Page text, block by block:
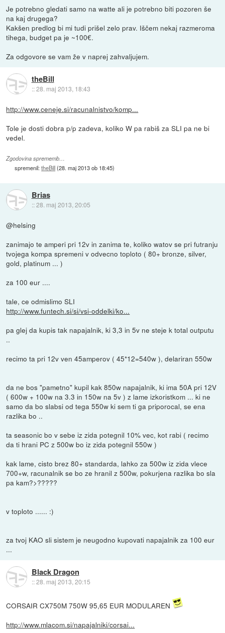
Je potrebno gledati samo na watte ali je potrebno biti pozoren še
na kaj drugega?
Kakšen predlog bi mi tudi prišel zelo prav. Iščem nekaj razmeroma
tihega, budget pa je ~100€.
Za odgovore se vam že v naprej zahvaljujem.
theBill
::28. maj 2013, 18:43
http://www.ceneje.si/racunalnistvo/komp...
Tole je dosti dobra p/p zadeva, koliko W pa rabiš za SLI pa ne bi
vedel.
Zgodovina sprememb…
spremenil:theBill(28. maj 2013 ob 18:45)
Brias
::28. maj 2013, 20:05
@helsing
zanimajo te amperi pri 12v in zanima te, koliko watov se pri futranju
tvojega kompa spremeni v odvecno toploto ( 80+ bronze, silver,
gold, platinum ... )
za 100 eur ....
tale, ce odmislimo SLI
http://www.funtech.si/si/vsi-oddelki/ko...
pa glej da kupis tak napajalnik, ki 3,3 in 5v ne steje k total outputu
..
recimo ta pri 12v ven 45amperov ( 45*12=540w ), delariran 550w
da ne bos "pametno" kupil kak 850w napajalnik, ki ima 50A pri 12V
( 600w + 100w na 3.3 in 150w na 5v ) z lame izkoristkom ... ki ne
samo da bo slabsi od tega 550w ki sem ti ga priporocal, se ena
razlika bo ..
ta seasonic bo v sebe iz zida potegnil 10% vec, kot rabi ( recimo
da ti hrani PC z 500w bo iz zida potegnil 550w )
kak lame, cisto brez 80+ standarda, lahko za 500w iz zida vlece
700+w, racunalnik se bo ze hranil z 500w, pokurjena razlika bo sla
pa kam?>?????
v toploto ...... :)
za tvoj KAO sli sistem je neugodno kupovati napajalnik za 100 eur
...
Black Dragon
::28. maj 2013, 20:15
CORSAIR CX750M 750W 95,65 EUR MODULAREN
http://www.mlacom.si/napajalniki/corsai...